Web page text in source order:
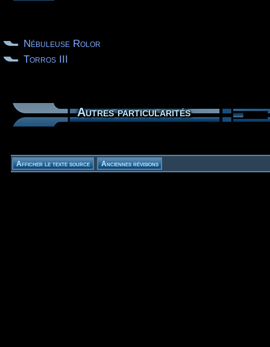
Nébuleuse Rolor
Torros III
Autres particularités